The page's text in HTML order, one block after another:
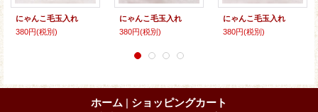
にゃんこ毛玉入れ
380円(税別)
にゃんこ毛玉入れ
380円(税別)
にゃんこ毛玉入れ
380円(税別)
ホーム | ショッピングカート